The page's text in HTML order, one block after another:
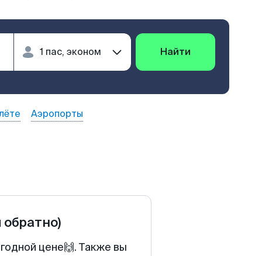
Найти
Аэропорты
обратно)
цене🙌. Также вы